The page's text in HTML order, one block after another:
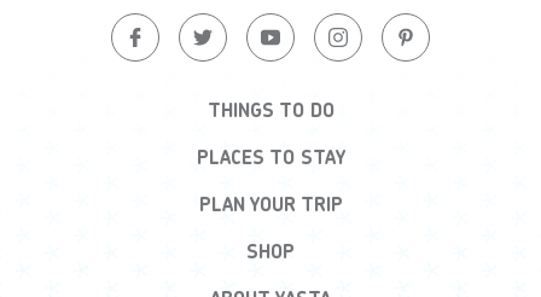
THINGS TO DO
PLACES TO STAY
PLAN YOUR TRIP
SHOP